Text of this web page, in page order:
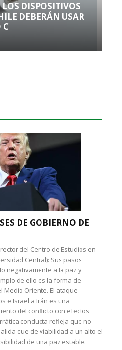
LOS DISPOSITIVOS
DEBERÁN USAR
C
DE GOBIERNO DE
del Centro de Estudios en
Central): Sus pasos
negativamente a la paz y
de ello es la forma de
Medio Oriente. El ataque
e Israel a Irán es una
del conflicto con efectos
conducta refleja que no
que de viabilidad a un alto el
de una paz estable.